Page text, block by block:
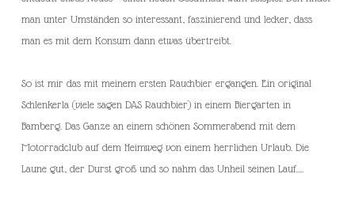
man unter Umständen so interessant, faszinierend und lecker, dass
man es mit dem Konsum dann etwas übertreibt.
So ist mir das mit meinem ersten Rauchbier ergangen. Ein original
Schlenkerla (viele sagen DAS Rauchbier) in einem Biergarten in
Bamberg. Das Ganze an einem schönen Sommerabend mit dem
Motorradclub auf dem Heimweg von einem herrlichen Urlaub. Die
Laune gut, der Durst groß und so nahm das Unheil seinen Lauf….